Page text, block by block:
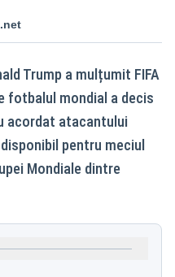
Trump a mulțumit FIFA
fotbalul mondial a decis
acordat atacantului
pentru meciul
Mondiale dintre